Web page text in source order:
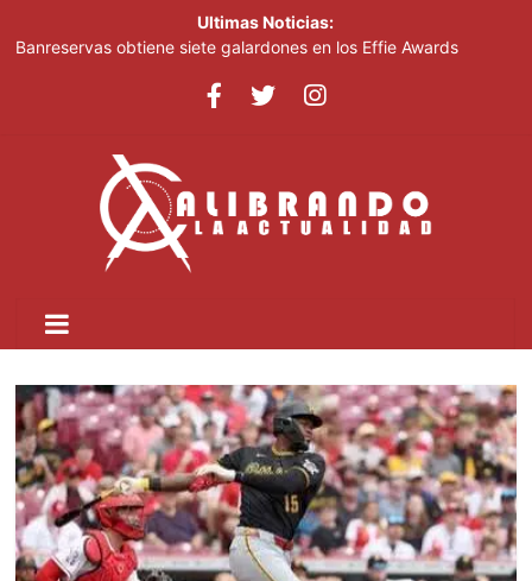
Ultimas Noticias:
Banreservas obtiene siete galardones en los Effie Awards
SNS: hospitales operan con tres turnos de cuatro horas, no con
por el sesquicentenario de Juan Pablo Duarte
Verónica Batista regresa con la tercera temporada de “Fuera de
Agente de la DIGESETT identifica a mujer reportada como
desaparecida tras encontrarla desorientada